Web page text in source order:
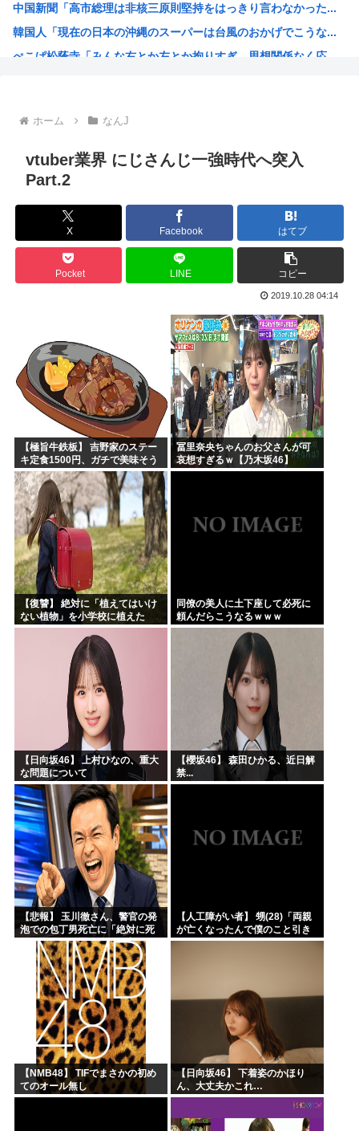
55歳・大久保佳代子“現在の性欲”について衝撃告白 「休...
【原爆の日】サヨク「スピーチする人が全員この防弾ガラスな...
中国新聞「高市総理は非核三原則堅持をはっきり言わなかった...
韓国人「現在の日本の沖縄のスーパーは台風のおかげでこうな...
ぺこぱ松蔭寺「みんな右とか左とか拘りすぎ。思想関係なく応...
菅直人元総理、再評価されるwww
【正論】中国政府「日本は原爆の被害者面を辞め、原爆が落と...
拷問官「ヤニネコのキャラで抜け」
ちいかわ見に来たよ?
ホロライブのVtuber、劇場版メイドインアビスの主題歌...
海外「日本なんて行くんじゃなかった…」 日本を知ってしま...
高市早苗政権「円安ホクホクゥ！財政健全化は目指さない！で...
クウラ「…着床したな」 悟空「 」
トランプ「結局のところ(次期大統領選で)私たちはJ.D....
韓国人「悲報：サッカー協会の審判への性接待が事実の場合、...
「おっさんの自堕落な生活を美少女にやらせるアニメ」、増え...
韓国、サッカーW杯予選で審判を性接待して買収していたこと...
ホーム なんJ
vtuber業界 にじさんじ一強時代へ突入
Part.2
X Facebook はてブ
Pocket LINE コピー
2019.10.28 04:14
【極旨牛鉄板】 吉野家のステー
キ定食1500円、ガチで美味そう
ｗｗｗ
冨里奈央ちゃんのお父さんが可
哀想すぎるｗ【乃木坂46】
【復讐】 絶対に「植えてはいけ
ない植物」を小学校に植えた
→20年経って見に行くと…
「！？」衝撃の光景が・・・
同僚の美人に土下座して必死に
頼んだらこうなるｗｗｗ
【日向坂46】 上村ひなの、重大
な問題について
【櫻坂46】 森田ひかる、近日解
禁...
【悲報】 玉川徹さん、警官の発
泡での包丁男死亡に「絶対に死
刑にならない罪なのに警察が死
刑にした！」 → 元警官のマジレ
スがコチラ → ………
【人工障がい者】 甥(28)「両親
が亡くなったんで僕のこと引き
取ってほしいんですけど！」な
【NMB48】 TIFでまさかの初め
てのオール無し
【日向坂46】 下着姿のかほり
ん、大丈夫かこれ…